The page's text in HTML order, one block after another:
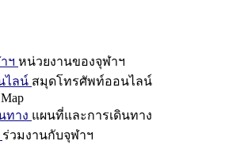
ฯ หน่วยงานของจุฬาฯ
ไลน์ สมุดโทรศัพท์ออนไลน์
ทาง แผนที่และการเดินทาง
ร่วมงานกับจุฬาฯ